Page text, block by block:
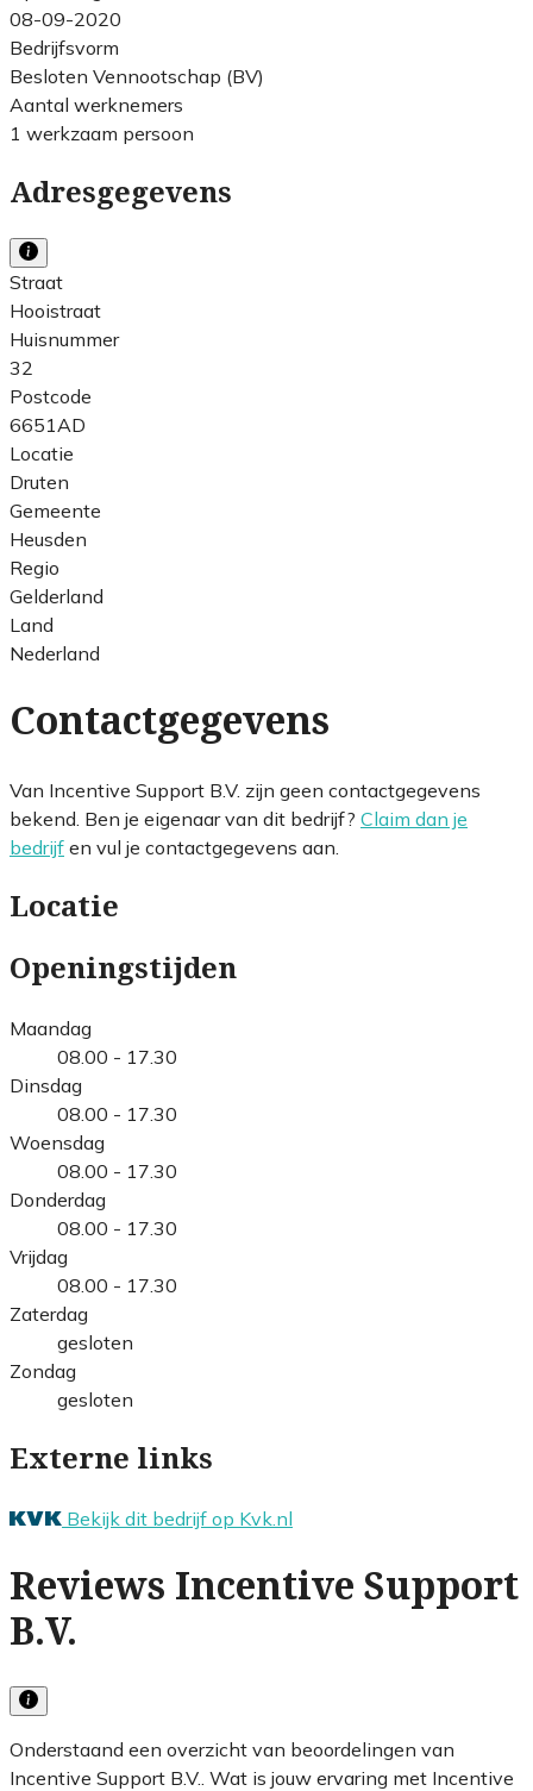
08-09-2020
Bedrijfsvorm
Besloten Vennootschap (BV)
Aantal werknemers
1 werkzaam persoon
Adresgegevens
Straat
Hooistraat
Huisnummer
32
Postcode
6651AD
Locatie
Druten
Gemeente
Heusden
Regio
Gelderland
Land
Nederland
Contactgegevens
Van Incentive Support B.V. zijn geen contactgegevens
bekend. Ben je eigenaar van dit bedrijf? Claim dan je
bedrijf en vul je contactgegevens aan.
Locatie
Openingstijden
Maandag
08.00 - 17.30
Dinsdag
08.00 - 17.30
Woensdag
08.00 - 17.30
Donderdag
08.00 - 17.30
Vrijdag
08.00 - 17.30
Zaterdag
gesloten
Zondag
gesloten
Externe links
Bekijk dit bedrijf op Kvk.nl
Reviews Incentive Support
B.V.
Onderstaand een overzicht van beoordelingen van
Incentive Support B.V.. Wat is jouw ervaring met Incentive